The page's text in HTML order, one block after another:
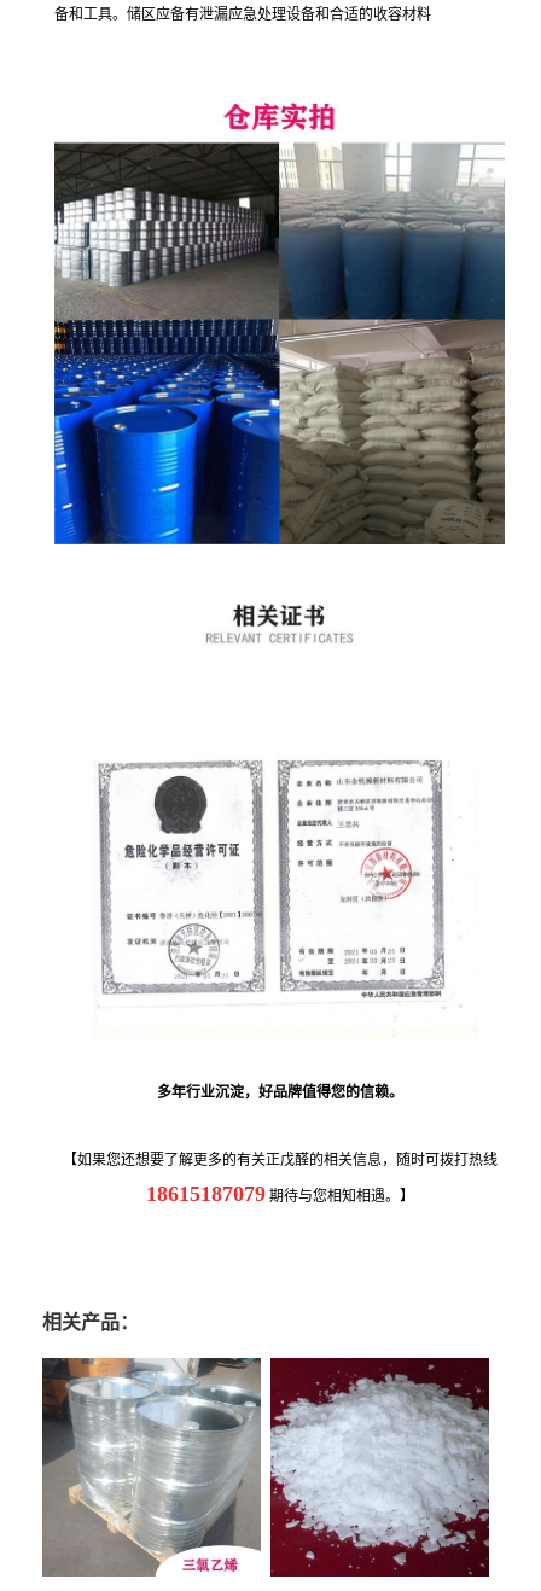
备和工具。储区应备有泄漏应急处理设备和合适的收容材料
多年行业沉淀，好品牌值得您的信赖。
【如果您还想要了解更多的有关正戊醛的相关信息，随时可拨打热线
18615187079期待与您相知相遇。】
相关产品：